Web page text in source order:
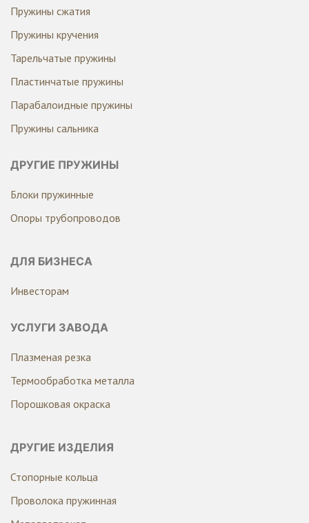
Пружины сжатия
Пружины кручения
Тарельчатые пружины
Пластинчатые пружины
Парабалоидные пружины
Пружины сальника
ДРУГИЕ ПРУЖИНЫ
Блоки пружинные
Опоры трубопроводов
ДЛЯ БИЗНЕСА
Инвесторам
УСЛУГИ ЗАВОДА
Плазменая резка
Термообработка металла
Порошковая окраска
ДРУГИЕ ИЗДЕЛИЯ
Стопорные кольца
Проволока пружинная